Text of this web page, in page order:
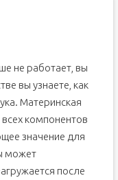
не работает, вы
вы узнаете, как
Материнская
компонентов
значение для
может
после